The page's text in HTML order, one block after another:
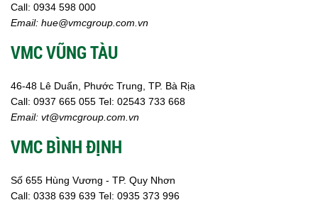
Call: 0934 598 000
Email: hue@vmcgroup.com.vn
VMC VŨNG TÀU
46-48 Lê Duẩn, Phước Trung, TP. Bà Rịa
Call: 0937 665 055 Tel: 02543 733 668
Email: vt@vmcgroup.com.vn
VMC BÌNH ĐỊNH
Số 655 Hùng Vương - TP. Quy Nhơn
Call: 0338 639 639 Tel: 0935 373 996